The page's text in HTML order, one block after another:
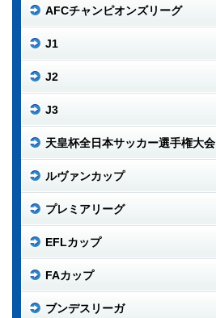
AFCチャンピオンズリーグ
J1
J2
J3
天皇杯全日本サッカー選手権大会
ルヴァンカップ
プレミアリーグ
EFLカップ
FAカップ
ブンデスリーガ